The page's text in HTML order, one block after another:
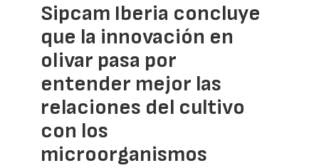
Sipcam Iberia concluye
que la innovación en
olivar pasa por
entender mejor las
relaciones del cultivo
con los
microorganismos